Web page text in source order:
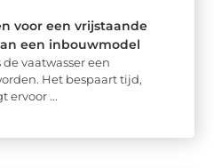
voor een vrijstaande
een inbouwmodel
vaatwasser een
Het bespaart tijd,
ervoor ...